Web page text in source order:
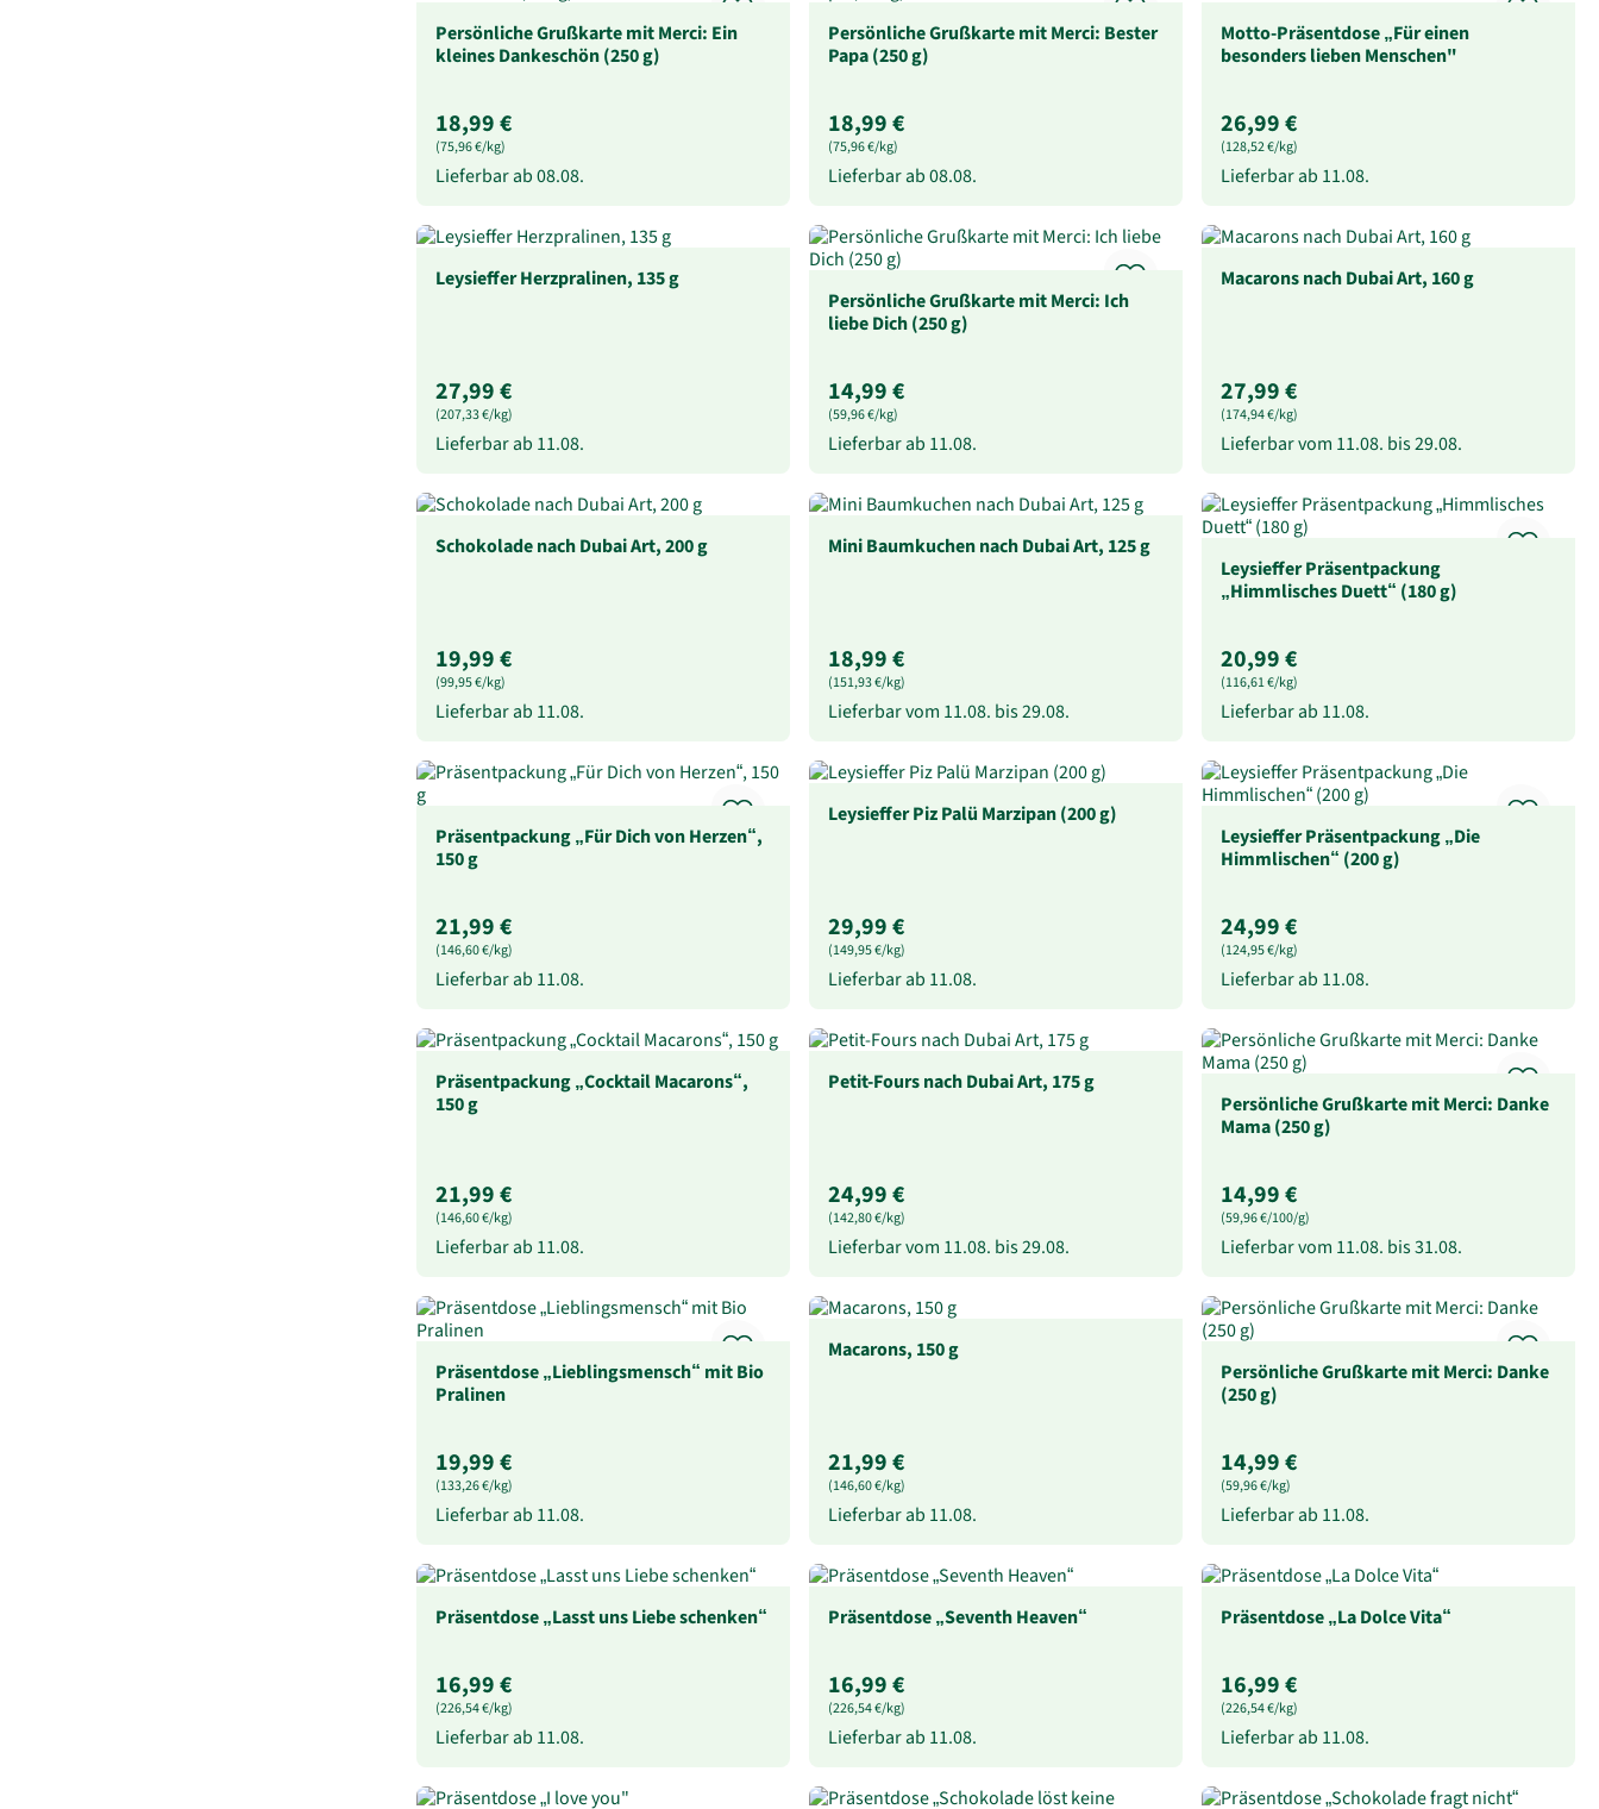
Persönliche Grußkarte mit Merci: Ein
kleines Dankeschön (250 g)
18,99 €
(75,96 €/kg)
Lieferbar ab08.08.
Persönliche Grußkarte mit Merci: Bester
Papa (250 g)
18,99 €
(75,96 €/kg)
Lieferbar ab08.08.
Motto-Präsentdose „Für einen
besonders lieben Menschen"
26,99 €
(128,52 €/kg)
Lieferbar ab 11.08.
Leysieffer Herzpralinen, 135 g
27,99 €
(207,33 €/kg)
Lieferbar ab 11.08.
Persönliche Grußkarte mit Merci: Ich
liebe Dich (250 g)
14,99 €
(59,96 €/kg)
Lieferbar ab 11.08.
Macarons nach Dubai Art, 160 g
27,99 €
(174,94 €/kg)
Lieferbar vom 11.08. bis29.08.
Schokolade nach Dubai Art, 200 g
19,99 €
(99,95 €/kg)
Lieferbar ab 11.08.
Mini Baumkuchen nach Dubai Art, 125 g
18,99 €
(151,93 €/kg)
Lieferbar vom 11.08. bis29.08.
Leysieffer Präsentpackung
„Himmlisches Duett“ (180 g)
20,99 €
(116,61 €/kg)
Lieferbar ab 11.08.
Präsentpackung „Für Dich von Herzen“,
150 g
21,99 €
(146,60 €/kg)
Lieferbar ab 11.08.
Leysieffer Piz Palü Marzipan (200 g)
29,99 €
(149,95 €/kg)
Lieferbar ab 11.08.
Leysieffer Präsentpackung „Die
Himmlischen“ (200 g)
24,99 €
(124,95 €/kg)
Lieferbar ab 11.08.
Präsentpackung „Cocktail Macarons“,
150 g
21,99 €
(146,60 €/kg)
Lieferbar ab 11.08.
Petit-Fours nach Dubai Art, 175 g
24,99 €
(142,80 €/kg)
Lieferbar vom 11.08. bis29.08.
Persönliche Grußkarte mit Merci: Danke
Mama (250 g)
14,99 €
(59,96 €/100/g)
Lieferbar vom 11.08. bis31.08.
Präsentdose „Lieblingsmensch“ mit Bio
Pralinen
19,99 €
(133,26 €/kg)
Lieferbar ab 11.08.
Macarons, 150 g
21,99 €
(146,60 €/kg)
Lieferbar ab 11.08.
Persönliche Grußkarte mit Merci: Danke
(250 g)
14,99 €
(59,96 €/kg)
Lieferbar ab 11.08.
Präsentdose „Lasst uns Liebe schenken“
16,99 €
(226,54 €/kg)
Lieferbar ab 11.08.
Präsentdose „Seventh Heaven“
16,99 €
(226,54 €/kg)
Lieferbar ab 11.08.
Präsentdose „La Dolce Vita“
16,99 €
(226,54 €/kg)
Lieferbar ab 11.08.